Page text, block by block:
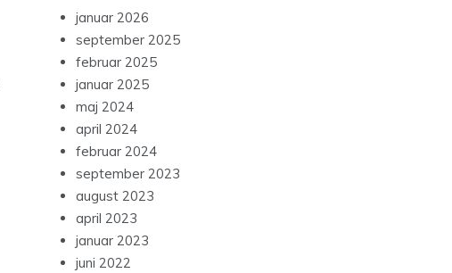
januar 2026
september 2025
februar 2025
januar 2025
maj 2024
april 2024
februar 2024
september 2023
august 2023
april 2023
januar 2023
juni 2022